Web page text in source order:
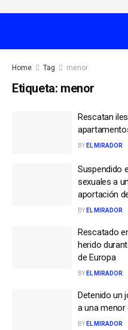
Home Tag menor
Etiqueta: menor
Rescatan
BY EL MIRADOR
Suspendido
sexuales a
aportación
BY EL MIRADOR
Rescatado
herido
de Europa
BY EL MIRADOR
Detenido un
a una menor
BY EL MIRADOR